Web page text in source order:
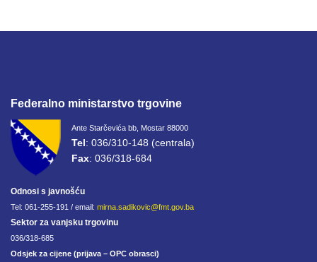
Federalno ministarstvo trgovine
Ante Starčevića bb, Mostar 88000
Tel: 036/310-148 (centrala)
Fax: 036/318-684
Odnosi s javnošću
Tel: 061-255-191 / email: mirna.sadikovic@fmt.gov.ba
Sektor za vanjsku trgovinu
036/318-685
Odsjek za cijene (prijava – OPC obrasci)